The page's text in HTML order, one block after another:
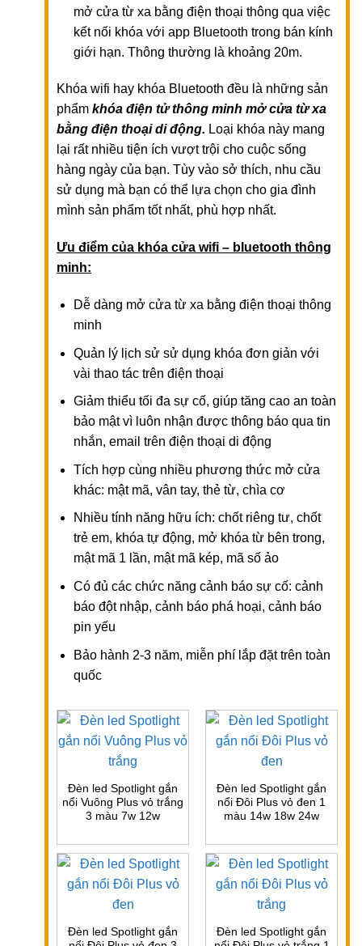
mở cửa từ xa bằng điện thoại thông qua việc
kết nối khóa với app Bluetooth trong bán kính
giới hạn. Thông thường là khoảng 20m.
Khóa wifi hay khóa Bluetooth đều là những sản
phẩm khóa điện tử thông minh mở cửa từ xa
bằng điện thoại di động. Loại khóa này mang
lại rất nhiều tiện ích vượt trội cho cuộc sống
hàng ngày của bạn. Tùy vào sở thích, nhu cầu
sử dụng mà bạn có thể lựa chọn cho gia đình
mình sản phẩm tốt nhất, phù hợp nhất.
Ưu điểm của khóa cửa wifi – bluetooth thông
minh:
Dễ dàng mở cửa từ xa bằng điện thoại thông
minh
Quản lý lịch sử sử dụng khóa đơn giản với
vài thao tác trên điện thoại
Giảm thiểu tối đa sự cố, giúp tăng cao an toàn
bảo mật vì luôn nhận được thông báo qua tin
nhắn, email trên điện thoại di động
Tích hợp cùng nhiều phương thức mở cửa
khác: mật mã, vân tay, thẻ từ, chìa cơ
Nhiều tính năng hữu ích: chốt riêng tư, chốt
trẻ em, khóa tự động, mở khóa từ bên trong,
mật mã 1 lần, mật mã kép, mã số ảo
Có đủ các chức năng cảnh báo sự cố: cảnh
báo đột nhập, cảnh báo phá hoại, cảnh báo
pin yếu
Bảo hành 2-3 năm, miễn phí lắp đặt trên toàn
quốc
Đèn led Spotlight gắn
nổi Vuông Plus vỏ trắng
3 màu 7w 12w
Đèn led Spotlight gắn
nổi Đôi Plus vỏ đen 1
màu 14w 18w 24w
Đèn led Spotlight gắn
Đèn led Spotlight gắn